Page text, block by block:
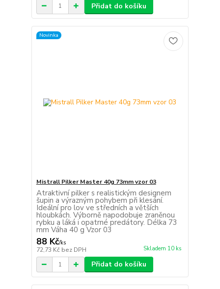
Přidat do košíku
Novinka
Mistrall Pilker Master 40g 73mm vzor 03
Atraktivní pilker s realistickým designem
šupin a výrazným pohybem při klesání.
Ideální pro lov ve středních a větších
hloubkách. Výborně napodobuje zraněnou
rybku a láká i opatrné predátory. Délka 73
mm Váha 40 g Vzor 03
88 Kč/ks
72,73 Kč bez DPH Skladem 10 ks
Přidat do košíku